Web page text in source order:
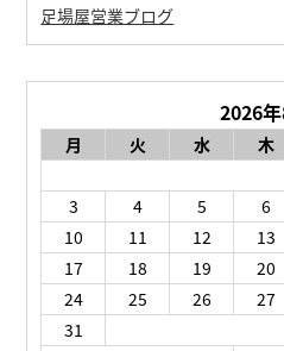
足場屋営業ブログ
2026
月 火 水 木
3
4 5 6
10
11 12 13
17
18 19 20
24
25 26 27
31